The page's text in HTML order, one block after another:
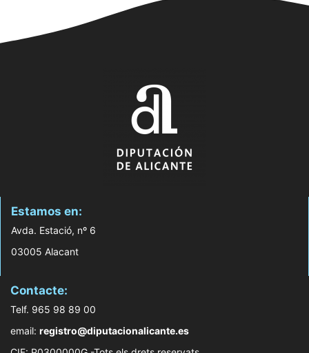
Estamos en:
Avda. Estació, nº 6
03005 Alacant
Contacte:
Telf. 965 98 89 00
email: registro@diputacionalicante.es